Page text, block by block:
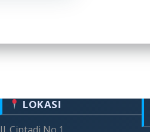
LOKASI